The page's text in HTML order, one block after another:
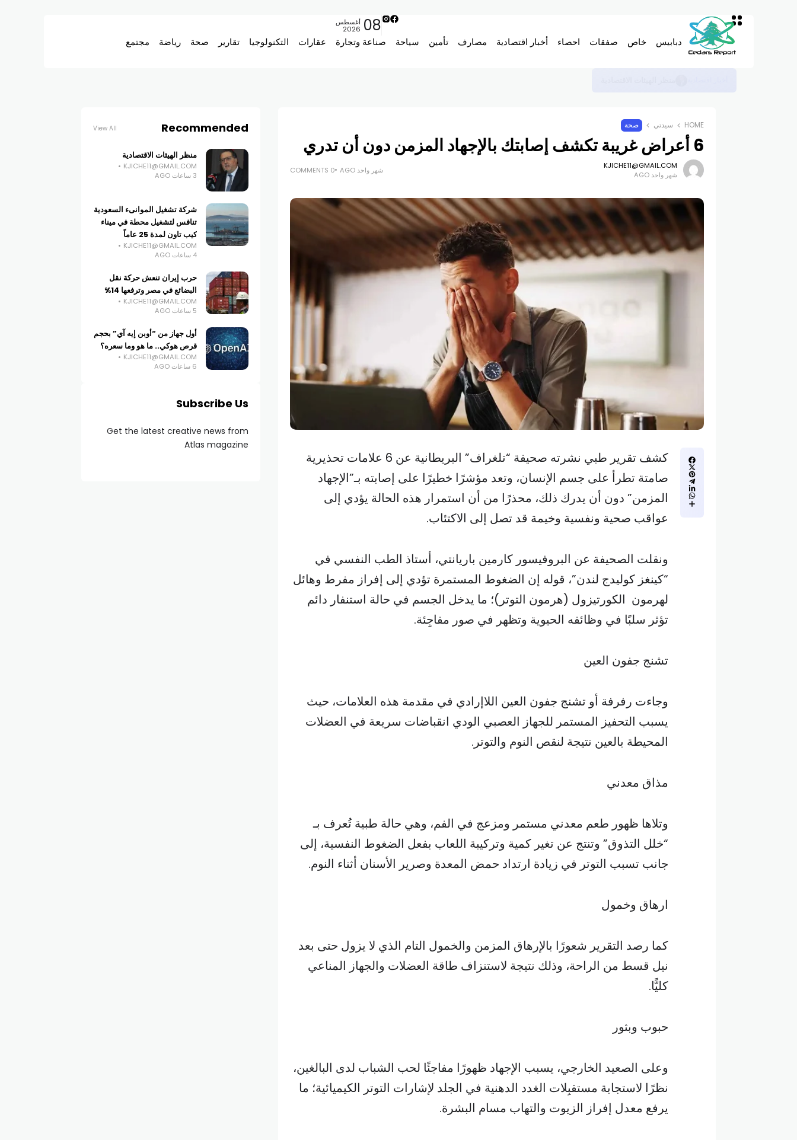
دبابيس خاص صفقات احصاء أخبار اقتصادية مصارف تأمين سياحة صناعة وتجارة عقارات التكنولوجيا تقارير صحة رياضة مجتمع
08 أغسطس
2026
HOME سيدتي صحة
6 أعراض غريبة تكشف إصابتك بالإجهاد المزمن دون أن تدري
KJICHE11@GMAIL.COM
شهر واحد AGO
شهر واحد AGO 0 COMMENTS
كشف تقرير طبي نشرته صحيفة “تلغراف” البريطانية عن 6 علامات تحذيرية
صامتة تطرأ على جسم الإنسان، وتعد مؤشرًا خطيرًا على إصابته بـ”الإجهاد
المزمن” دون أن يدرك ذلك، محذرًا من أن استمرار هذه الحالة يؤدي إلى
عواقب صحية ونفسية وخيمة قد تصل إلى الاكتئاب.
ونقلت الصحيفة عن البروفيسور كارمين باريانتي، أستاذ الطب النفسي في
“كينغز كوليدج لندن”، قوله إن الضغوط المستمرة تؤدي إلى إفراز مفرط وهائل
لهرمون الكورتيزول (هرمون التوتر)؛ ما يدخل الجسم في حالة استنفار دائم
تؤثر سلبًا في وظائفه الحيوية وتظهر في صور مفاجِئة.
تشنج جفون العين
وجاءت رفرفة أو تشنج جفون العين اللاإرادي في مقدمة هذه العلامات، حيث
يسبب التحفيز المستمر للجهاز العصبي الودي انقباضات سريعة في العضلات
المحيطة بالعين نتيجة لنقص النوم والتوتر.
مذاق معدني
وتلاها ظهور طعم معدني مستمر ومزعج في الفم، وهي حالة طبية تُعرف بـ
“خلل التذوق” وتنتج عن تغير كمية وتركيبة اللعاب بفعل الضغوط النفسية، إلى
جانب تسبب التوتر في زيادة ارتداد حمض المعدة وصرير الأسنان أثناء النوم.
ارهاق وخمول
كما رصد التقرير شعورًا بالإرهاق المزمن والخمول التام الذي لا يزول حتى بعد
نيل قسط من الراحة، وذلك نتيجة لاستنزاف طاقة العضلات والجهاز المناعي
كليًّا.
حبوب وبثور
وعلى الصعيد الخارجي، يسبب الإجهاد ظهورًا مفاجئًا لحب الشباب لدى البالغين،
نظرًا لاستجابة مستقبِلات الغدد الدهنية في الجلد لإشارات التوتر الكيميائية؛ ما
يرفع معدل إفراز الزيوت والتهاب مسام البشرة.
Recommended
View All
منظر الهيئات الاقتصادية
KJICHE11@GMAIL.COM
3 ساعات AGO
شركة تشغيل الموانىء السعودية
تنافس لتشغيل محطة في ميناء
كيب تاون لمدة 25 عاماً
KJICHE11@GMAIL.COM
4 ساعات AGO
حرب إيران تنعش حركة نقل
البضائع في مصر وترفعها 14%
KJICHE11@GMAIL.COM
5 ساعات AGO
أول جهاز من “أوبن إيه آي” بحجم
قرص هوكي.. ما هو وما سعره؟
KJICHE11@GMAIL.COM
6 ساعات AGO
Subscribe Us
Get the latest creative news from
Atlas magazine